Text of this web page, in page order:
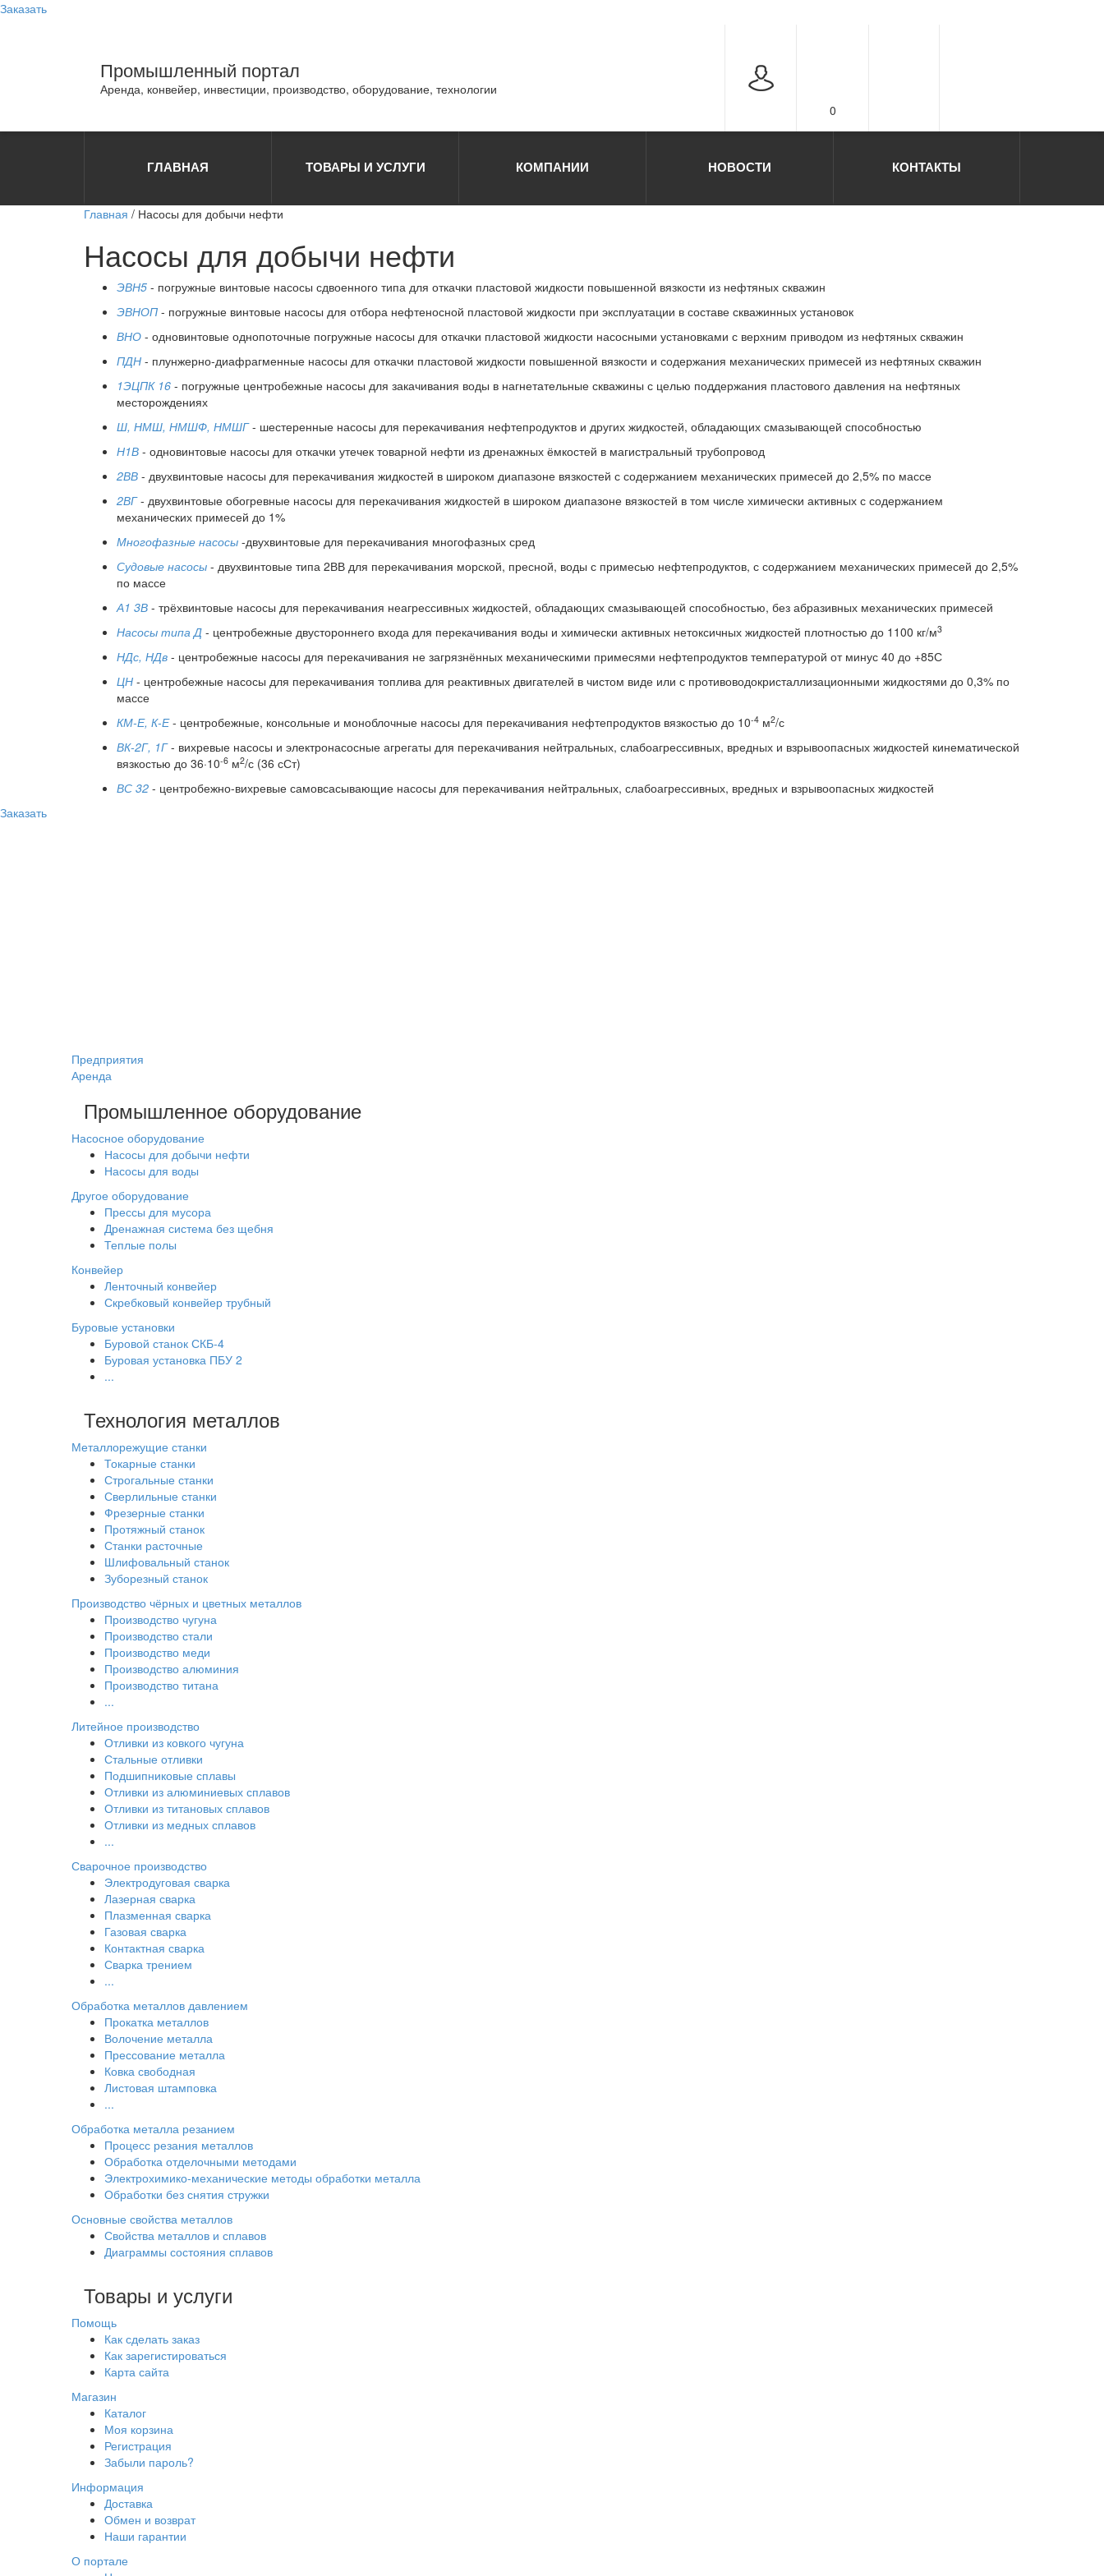
Заказать
Промышленный портал
Аренда, конвейер, инвестиции, производство, оборудование, технологии
0
ГЛАВНАЯ ТОВАРЫ И УСЛУГИ КОМПАНИИ НОВОСТИ КОНТАКТЫ
Главная / Насосы для добычи нефти
Насосы для добычи нефти
ЭВН5 - погружные винтовые насосы сдвоенного типа для откачки пластовой жидкости повышенной вязкости из нефтяных скважин
ЭВНОП - погружные винтовые насосы для отбора нефтеносной пластовой жидкости при эксплуатации в составе скважинных установок
ВНО - одновинтовые однопоточные погружные насосы для откачки пластовой жидкости насосными установками с верхним приводом из нефтяных скважин
ПДН - плунжерно-диафрагменные насосы для откачки пластовой жидкости повышенной вязкости и содержания механических примесей из нефтяных скважин
1ЭЦПК 16 - погружные центробежные насосы для закачивания воды в нагнетательные скважины с целью поддержания пластового давления на нефтяных
месторождениях
Ш, НМШ, НМШФ, НМШГ- шестеренные насосы для перекачивания нефтепродуктов и других жидкостей, обладающих смазывающей способностью
Н1В - одновинтовые насосы для откачки утечек товарной нефти из дренажных ёмкостей в магистральный трубопровод
2ВВ - двухвинтовые насосы для перекачивания жидкостей в широком диапазоне вязкостей с содержанием механических примесей до 2,5% по массе
2ВГ- двухвинтовые обогревные насосы для перекачивания жидкостей в широком диапазоне вязкостей в том числе химически активных с содержанием
механических примесей до 1%
Многофазные насосы -двухвинтовые для перекачивания многофазных сред
Судовые насосы - двухвинтовые типа 2ВВ для перекачивания морской, пресной, воды с примесью нефтепродуктов, с содержанием механических примесей до 2,5%
по массе
А1 3В - трёхвинтовые насосы для перекачивания неагрессивных жидкостей, обладающих смазывающей способностью, без абразивных механических примесей
Насосы типа Д - центробежные двустороннего входа для перекачивания воды и химически активных нетоксичных жидкостей плотностью до 1100 кг/м3
НДс, НДв - центробежные насосы для перекачивания не загрязнённых механическими примесями нефтепродуктов температурой от минус 40 до +85С
ЦН - центробежные насосы для перекачивания топлива для реактивных двигателей в чистом виде или с противоводокристаллизационными жидкостями до 0,3% по
массе
КМ-Е, К-Е- центробежные, консольные и моноблочные насосы для перекачивания нефтепродуктов вязкостью до 10-4 м2/с
ВК-2Г, 1Г- вихревые насосы и электронасосные агрегаты для перекачивания нейтральных, слабоагрессивных, вредных и взрывоопасных жидкостей кинематической
вязкостью до 36·10-6 м2/с (36 сСт)
ВС 32 - центробежно-вихревые самовсасывающие насосы для перекачивания нейтральных, слабоагрессивных, вредных и взрывоопасных жидкостей
Заказать
Предприятия
Аренда
Промышленное оборудование
Насосное оборудование
Насосы для добычи нефти
Насосы для воды
Другое оборудование
Прессы для мусора
Дренажная система без щебня
Теплые полы
Конвейер
Ленточный конвейер
Скребковый конвейер трубный
Буровые установки
Буровой станок СКБ-4
Буровая установка ПБУ 2
...
Технология металлов
Металлорежущие станки
Токарные станки
Строгальные станки
Сверлильные станки
Фрезерные станки
Протяжный станок
Станки расточные
Шлифовальный станок
Зуборезный станок
Производство чёрных и цветных металлов
Производство чугуна
Производство стали
Производство меди
Производство алюминия
Производство титана
...
Литейное производство
Отливки из ковкого чугуна
Стальные отливки
Подшипниковые сплавы
Отливки из алюминиевых сплавов
Отливки из титановых сплавов
Отливки из медных сплавов
...
Сварочное производство
Электродуговая сварка
Лазерная сварка
Плазменная сварка
Газовая сварка
Контактная сварка
Сварка трением
...
Обработка металлов давлением
Прокатка металлов
Волочение металла
Прессование металла
Ковка свободная
Листовая штамповка
...
Обработка металла резанием
Процесс резания металлов
Обработка отделочными методами
Электрохимико-механические методы обработки металла
Обработки без снятия стружки
Основные свойства металлов
Свойства металлов и сплавов
Диаграммы состояния сплавов
Товары и услуги
Помощь
Как сделать заказ
Как зарегистироваться
Карта сайта
Магазин
Каталог
Моя корзина
Регистрация
Забыли пароль?
Информация
Доставка
Обмен и возврат
Наши гарантии
О портале